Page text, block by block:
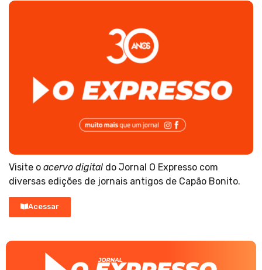
Visite o acervo digital do Jornal O Expresso com
diversas edições de jornais antigos de Capão Bonito.
Acessar